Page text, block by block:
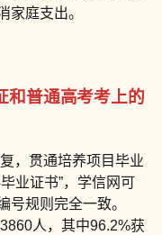
家庭支出。
和普通高考考上的
，贯通培养项目毕业
业证书”，学信网可
号规则完全一致。
人，其中96.2%获